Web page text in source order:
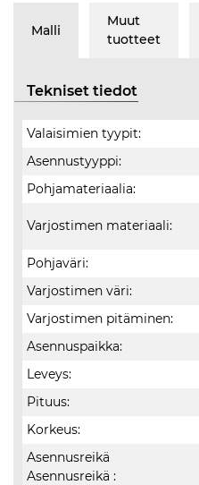
Malli
Muut
tuotteet
Tekniset tiedot
Valaisimien tyypit:
Asennustyyppi:
Pohjamateriaalia:
Varjostimen materiaali:
Pohjaväri:
Varjostimen väri:
Varjostimen pitäminen:
Asennuspaikka:
Leveys:
Pituus:
Korkeus:
Asennusreikä
Asennusreikä :